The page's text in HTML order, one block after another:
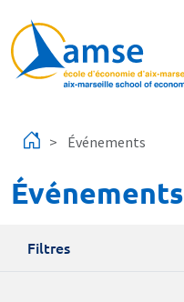
Événements
Événements
Filtres